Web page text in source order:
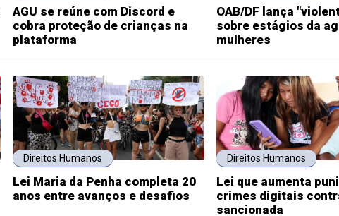
AGU se reúne com Discord e
cobra proteção de crianças na
plataforma
OAB/DF lança
sobre estágios da
mulheres
Direitos Humanos
Lei Maria da Penha completa 20
anos entre avanços e desafios
Direitos Humanos
Lei que aumenta
crimes digitais
sancionada